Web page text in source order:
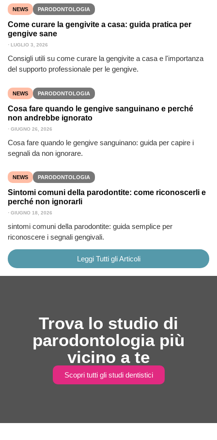
NEWS PARODONTOLOGIA
Come curare la gengivite a casa: guida pratica per
gengive sane
⋅ LUGLIO 3, 2026
Consigli utili su come curare la gengivite a casa e l'importanza
del supporto professionale per le gengive.
NEWS PARODONTOLOGIA
Cosa fare quando le gengive sanguinano e perché
non andrebbe ignorato
⋅ GIUGNO 26, 2026
Cosa fare quando le gengive sanguinano: guida per capire i
segnali da non ignorare.
NEWS PARODONTOLOGIA
Sintomi comuni della parodontite: come riconoscerli e
perché non ignorarli
⋅ GIUGNO 18, 2026
sintomi comuni della parodontite: guida semplice per
riconoscere i segnali gengivali.
Leggi Tutti gli Articoli
Trova lo studio di
parodontologia più
vicino a te
Scopri tutti gli studi dentistici